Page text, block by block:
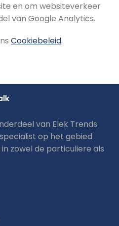
en om websiteverkeer
van Google Analytics.
Cookiebeleid.
van Elek Trends
op het gebied
zowel de particuliere als